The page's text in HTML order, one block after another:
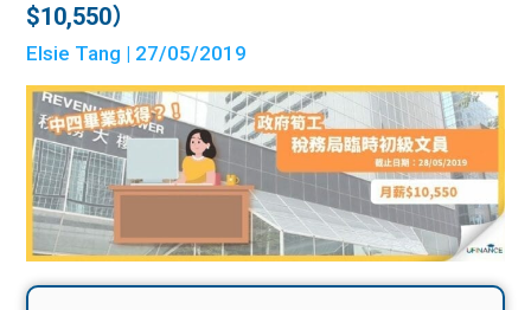
$10,550）
Elsie Tang | 27/05/2019